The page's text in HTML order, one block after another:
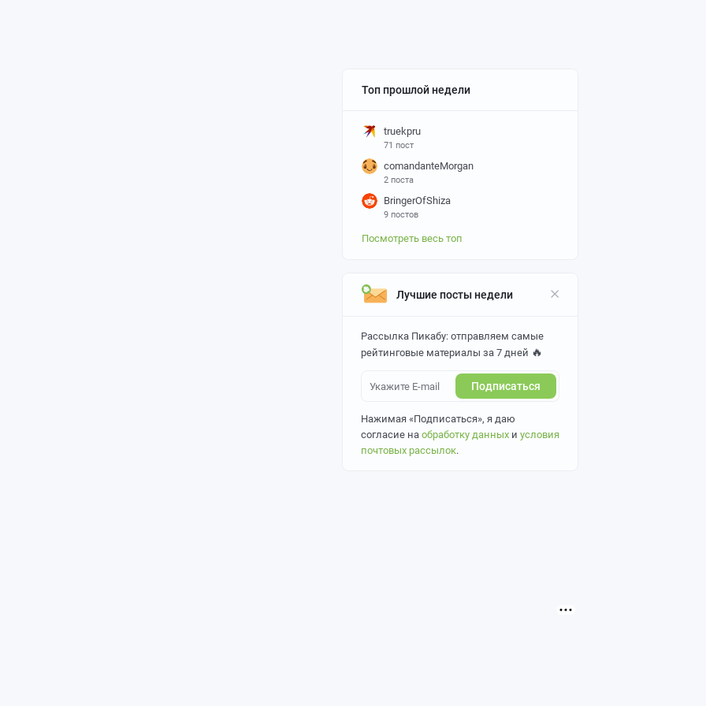
Топ прошлой недели
truekpru
71 пост
comandanteMorgan
2 поста
BringerOfShiza
9 постов
Посмотреть весь топ
Лучшие посты недели
Рассылка Пикабу: отправляем самые
рейтинговые материалы за 7 дней 🔥
Подписаться
Нажимая «Подписаться», я даю
согласие на обработку данных и условия
почтовых рассылок.